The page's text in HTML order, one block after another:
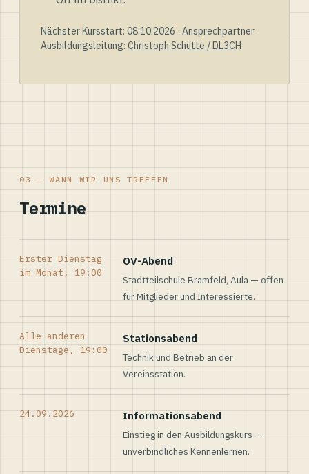
Nächster Kursstart: 08.10.2026 · Ansprechpartner
Ausbildungsleitung: Christoph Schütte / DL3CH
03 — WANN WIR UNS TREFFEN
Termine
Erster Dienstag
im Monat, 19:00
OV-Abend
Stadtteilschule Bramfeld, Aula — offen
für Mitglieder und Interessierte.
Alle anderen
Dienstage, 19:00
Stationsabend
Technik und Betrieb an der
Vereinsstation.
24.09.2026 Informationsabend
Einstieg in den Ausbildungskurs —
unverbindliches Kennenlernen.